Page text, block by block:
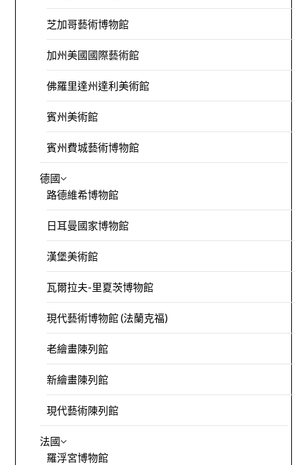
芝加哥藝術博物館
加州美國國際藝術館
佛羅里達州達利美術館
賓州美術館
賓州費城藝術博物館
德國
路德維希博物館
日耳曼國家博物館
漢堡美術館
瓦爾拉夫-里夏茨博物館
現代藝術博物館 (法蘭克福)
老繪畫陳列館
新繪畫陳列館
現代藝術陳列館
法國
羅浮宮博物館